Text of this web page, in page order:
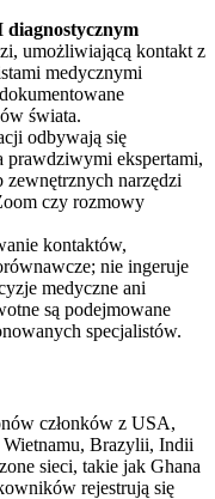
diagnostycznym
umożliwiającą kontakt z
medycznymi
świata.
odbywają się
prawdziwymi ekspertami,
zewnętrznych narzędzi
czy rozmowy
kontaktów,
nie ingeruje
medyczne ani
są podejmowane
specjalistów.
członków z USA,
Brazylii, Indii
sieci, takie jak Ghana
rejestrują się